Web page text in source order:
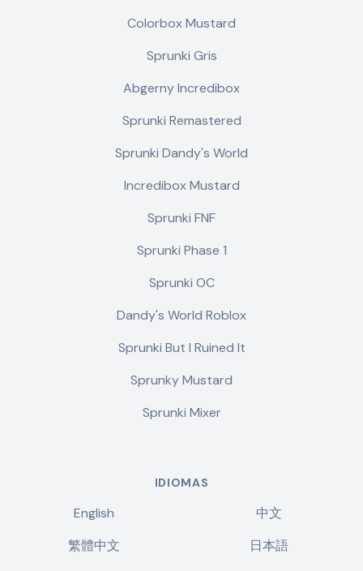
Colorbox Mustard
Sprunki Gris
Abgerny Incredibox
Sprunki Remastered
Sprunki Dandy's World
Incredibox Mustard
Sprunki FNF
Sprunki Phase 1
Sprunki OC
Dandy's World Roblox
Sprunki But I Ruined It
Sprunky Mustard
Sprunki Mixer
IDIOMAS
English
中文
繁體中文
日本語